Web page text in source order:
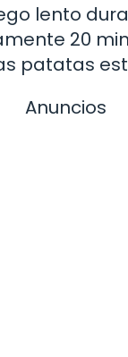
lento
20
patatas
Anuncios